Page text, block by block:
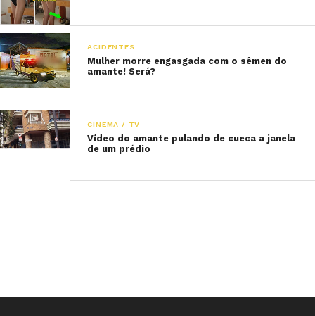
ACIDENTES
Mulher morre engasgada com o sêmen do
amante! Será?
CINEMA / TV
Vídeo do amante pulando de cueca a janela
de um prédio